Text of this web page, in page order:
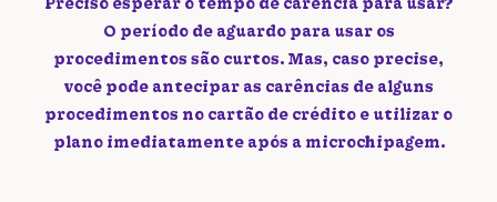
O período de aguardo para usar os
procedimentos são curtos. Mas, caso precise,
você pode antecipar as carências de alguns
procedimentos no cartão de crédito e utilizar o
plano imediatamente após a microchipagem.